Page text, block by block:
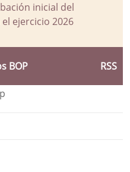
inicial del
ejercicio 2026
BOP RSS